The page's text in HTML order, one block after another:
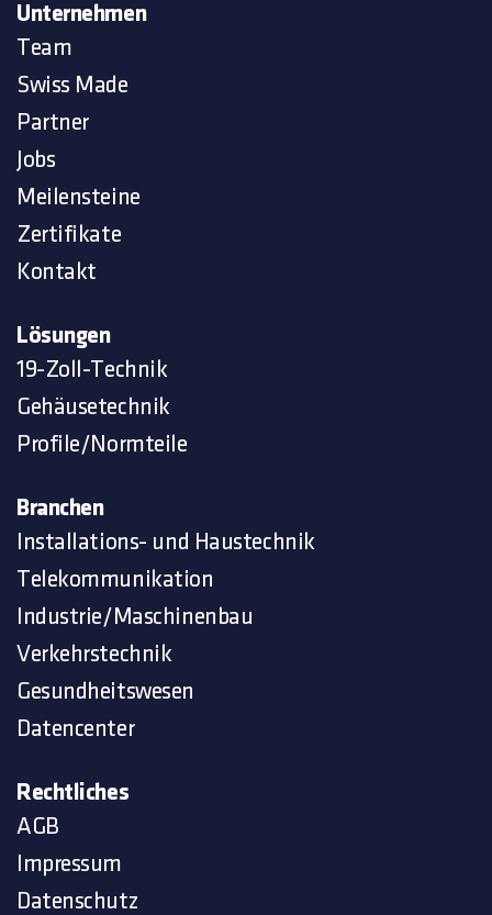
Unternehmen
Team
Swiss Made
Partner
Jobs
Meilensteine
Zertifikate
Kontakt
Lösungen
19-Zoll-Technik
Gehäusetechnik
Profile/Normteile
Branchen
Installations- und Haustechnik
Telekommunikation
Industrie/Maschinenbau
Verkehrstechnik
Gesundheitswesen
Datencenter
Rechtliches
AGB
Impressum
Datenschutz